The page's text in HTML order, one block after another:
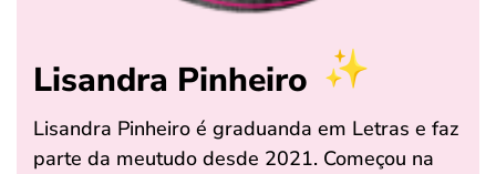
Lisandra Pinheiro
Lisandra Pinheiro é graduanda em Letras e faz
parte da meutudo desde 2021. Começou na